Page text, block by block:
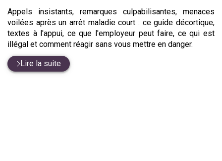
Appels insistants, remarques culpabilisantes, menaces
voilées après un arrêt maladie court : ce guide décortique,
textes à l'appui, ce que l'employeur peut faire, ce qui est
illégal et comment réagir sans vous mettre en danger.
Lire la suite